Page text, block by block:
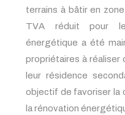
terrains à bâtir en
TVA réduit pour
énergétique a été
propriétaires à réaliser
leur résidence
objectif de favoriser la
la rénovation